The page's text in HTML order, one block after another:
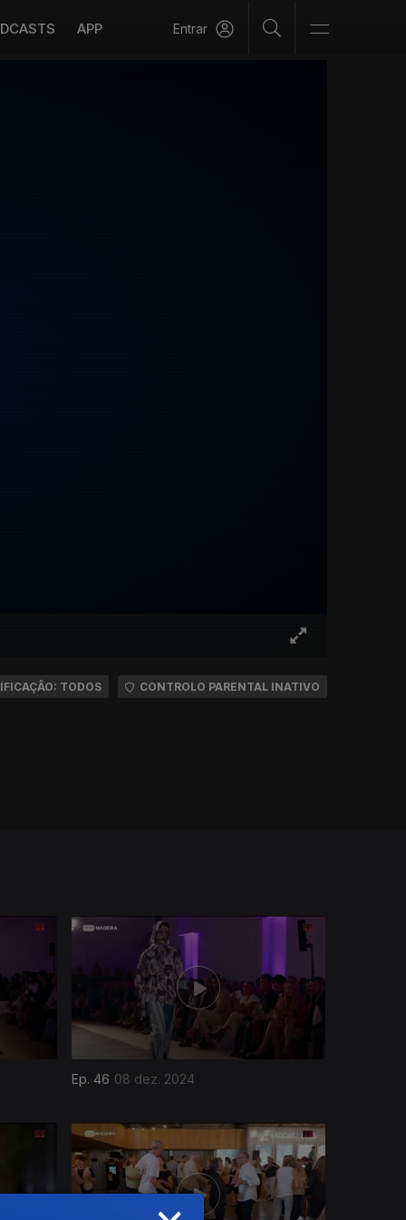
APP Entrar
TODOS CONTROLO PARENTAL INATIVO
Ep. 46 08 dez. 2024